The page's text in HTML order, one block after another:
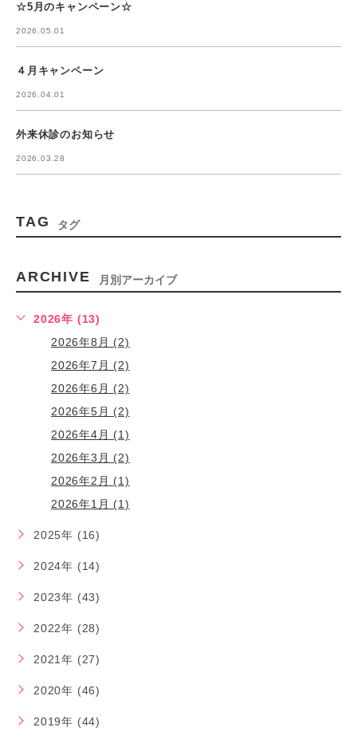
☆5月のキャンペーン☆
2026.05.01
４月キャンペーン
2026.04.01
外来休診のお知らせ
2026.03.28
TAG タグ
ARCHIVE 月別アーカイブ
2026年 (13)
2026年8月 (2)
2026年7月 (2)
2026年6月 (2)
2026年5月 (2)
2026年4月 (1)
2026年3月 (2)
2026年2月 (1)
2026年1月 (1)
2025年 (16)
2024年 (14)
2023年 (43)
2022年 (28)
2021年 (27)
2020年 (46)
2019年 (44)